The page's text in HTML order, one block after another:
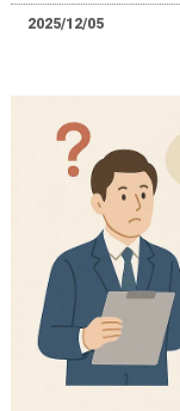
2025/12/05